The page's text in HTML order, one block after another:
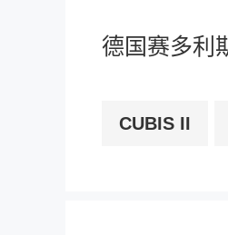
德国赛多利
CUBIS II